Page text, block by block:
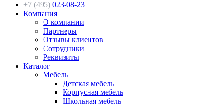
+7 (495) 023-08-23
Компания
О компании
Партнеры
Отзывы клиентов
Сотрудники
Реквизиты
Каталог
Мебель
Детская мебель
Корпусная мебель
Школьная мебель